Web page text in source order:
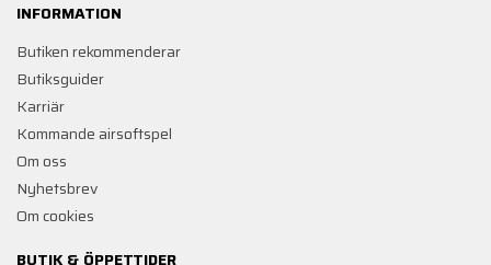
INFORMATION
Butiken rekommenderar
Butiksguider
Karriär
Kommande airsoftspel
Om oss
Nyhetsbrev
Om cookies
BUTIK & ÖPPETTIDER